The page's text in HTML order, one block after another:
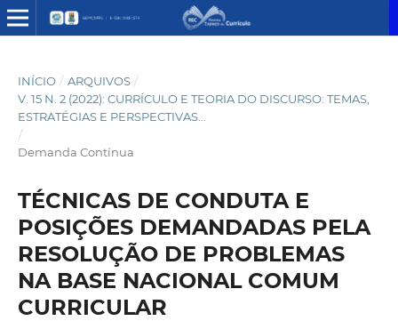
INÍCIO / ARQUIVOS /
V. 15 N. 2 (2022): CURRÍCULO E TEORIA DO DISCURSO: TEMAS,
ESTRATÉGIAS E PERSPECTIVAS...
/
Demanda Contínua
TÉCNICAS DE CONDUTA E
POSIÇÕES DEMANDADAS PELA
RESOLUÇÃO DE PROBLEMAS
NA BASE NACIONAL COMUM
CURRICULAR